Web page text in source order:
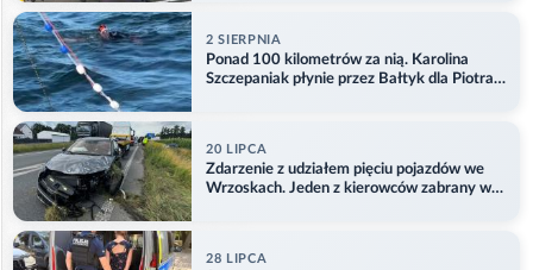
2 SIERPNIA
Ponad 100 kilometrów za nią. Karolina
Szczepaniak płynie przez Bałtyk dla Piotra.
20 LIPCA
Zdarzenie z udziałem pięciu pojazdów we
Wrzoskach. Jeden z kierowców zabrany w
28 LIPCA